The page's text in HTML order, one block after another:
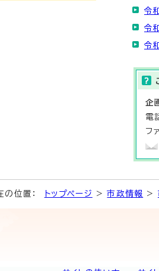
令
令
令
企
電
フ
の位置： トップページ >市政情報 >